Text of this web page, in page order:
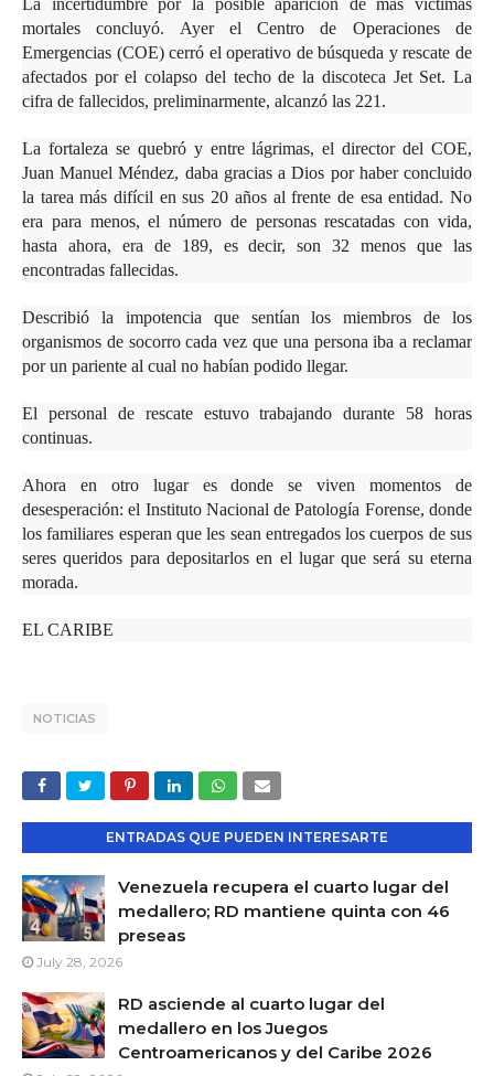
La incertidumbre por la posible aparición de más víctimas
mortales concluyó. Ayer el Centro de Operaciones de
Emergencias (COE) cerró el operativo de búsqueda y rescate de
afectados por el colapso del techo de la discoteca Jet Set. La
cifra de fallecidos, preliminarmente, alcanzó las 221.
La fortaleza se quebró y entre lágrimas, el director del COE,
Juan Manuel Méndez, daba gracias a Dios por haber concluido
la tarea más difícil en sus 20 años al frente de esa entidad. No
era para menos, el número de personas rescatadas con vida,
hasta ahora, era de 189, es decir, son 32 menos que las
encontradas fallecidas.
Describió la impotencia que sentían los miembros de los
organismos de socorro cada vez que una persona iba a reclamar
por un pariente al cual no habían podido llegar.
El personal de rescate estuvo trabajando durante 58 horas
continuas.
Ahora en otro lugar es donde se viven momentos de
desesperación: el Instituto Nacional de Patología Forense, donde
los familiares esperan que les sean entregados los cuerpos de sus
seres queridos para depositarlos en el lugar que será su eterna
morada.
EL CARIBE
NOTICIAS
ENTRADAS QUE PUEDEN INTERESARTE
Venezuela recupera el cuarto lugar del
medallero; RD mantiene quinta con 46
preseas
July 28, 2026
RD asciende al cuarto lugar del
medallero en los Juegos
Centroamericanos y del Caribe 2026